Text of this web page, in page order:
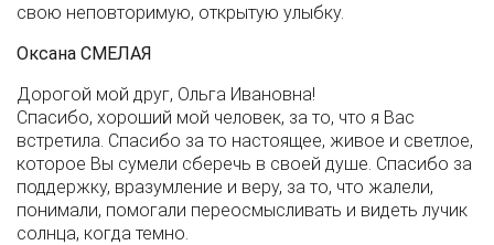
свою неповторимую, открытую улыбку.
Оксана СМЕЛАЯ
Дорогой мой друг, Ольга Ивановна!
Спасибо, хороший мой человек, за то, что я Вас
встретила. Спасибо за то настоящее, живое и светлое,
которое Вы сумели сберечь в своей душе. Спасибо за
поддержку, вразумление и веру, за то, что жалели,
понимали, помогали переосмысливать и видеть лучик
солнца, когда темно.